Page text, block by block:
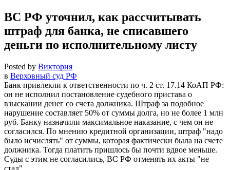
ВС РФ уточнил, как рассчитывать
штраф для банка, не списавшего
деньги по исполнительному листу
Posted by Виктория
в Верховный суд РФ
Банк привлекли к ответственности по ч. 2 ст. 17.14 КоАП РФ:
он не исполнил постановление судебного пристава о
взыскании денег со счета должника. Штраф за подобное
нарушение составляет 50% от суммы долга, но не более 1 млн
руб. Банку назначили максимальное наказание, с чем он не
согласился. По мнению кредитной организации, штраф
надо
было исчислять
от суммы, которая фактически была на счете
должника. Тогда платить пришлось бы почти вдвое меньше.
Суды с этим не согласились, ВС РФ отменять их акты
не
стал .